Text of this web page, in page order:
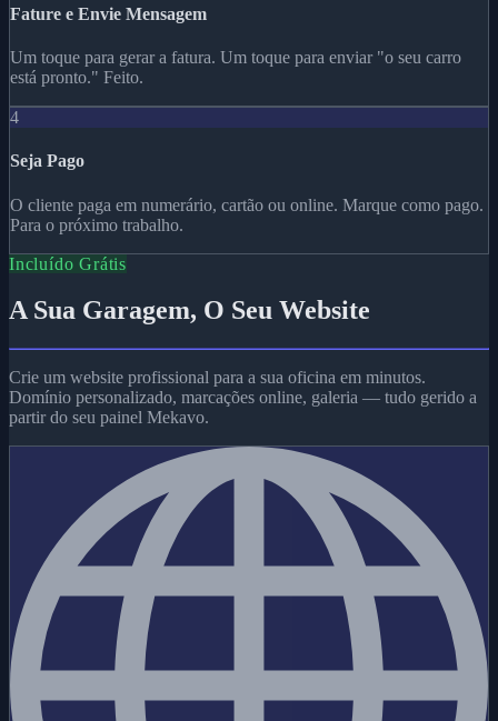
Fature e Envie Mensagem
Um toque para gerar a fatura. Um toque para enviar "o seu carro
está pronto." Feito.
4
Seja Pago
O cliente paga em numerário, cartão ou online. Marque como pago.
Para o próximo trabalho.
Incluído Grátis
A Sua Garagem, O Seu Website
Crie um website profissional para a sua oficina em minutos.
Domínio personalizado, marcações online, galeria — tudo gerido a
partir do seu painel Mekavo.